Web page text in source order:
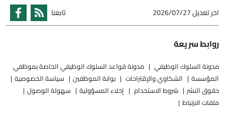
اخر تعديل2026/07/27 تابعنا
روابط سريعة
مدونة السلوك الوظيفي
مدونة قواعد السلوك الوظيفي الخاصة بموظفي
المؤسسة
الشكاوي والإقتراحات بوابة الموظفين
سياسة الخصوصية
حقوق النشر
شروط الاستخدام إخلاء المسؤولية
سهولة الوصول
ملفات الارتباط